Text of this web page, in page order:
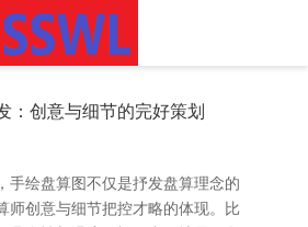
：创意与细节的完好策划
手绘盘算图不仅是抒发盘算理念的
师创意与细节把控才略的体现。比